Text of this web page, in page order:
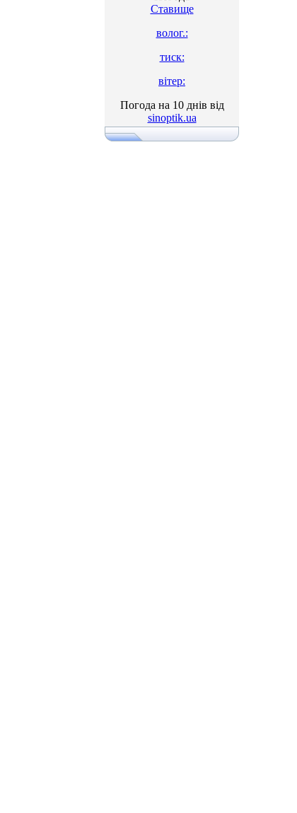
Ставище
волог.:
тиск:
вітер:
Погода на 10 днів від
sinoptik.ua